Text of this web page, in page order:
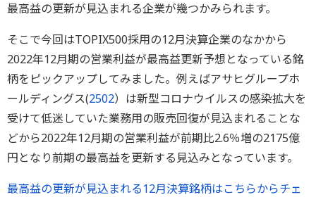
最高益の更新が見込まれる企業が幾つかみられます。
そこで今回はTOPIX500採用の12月決算企業のなかから
2022年12月期の営業利益が最高益更新予想となっている銘
柄をピックアップしてみました。例えばアサヒグループホ
ールディングス(2502）は新型コロナウイルスの感染拡大を
受けて低迷していた業務用の販売回復が見込まれることな
どから2022年12月期の営業利益が前期比2.6％増の2175億
円となり前期の最高益を更新する見込みとなっています。
最高益の更新が見込まれる12月決算銘柄はこちらからチェ